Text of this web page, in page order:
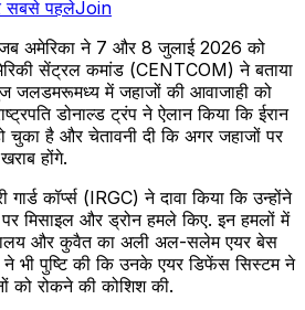
सबसे पहलेJoin
अमेरिका ने 7 और 8 जुलाई 2026 को
सेंट्रल कमांड (CENTCOM) ने बताया
जलडमरूमध्य में जहाजों की आवाजाही को
डोनाल्ड ट्रंप ने ऐलान किया कि ईरान
चुका है और चेतावनी दी कि अगर जहाजों पर
होंगे.
गार्ड कॉर्प्स (IRGC) ने दावा किया कि उन्होंने
पर मिसाइल और ड्रोन हमले किए. इन हमलों में
और कुवैत का अली अल-सलेम एयर बेस
भी पुष्टि की कि उनके एयर डिफेंस सिस्टम ने
को रोकने की कोशिश की.